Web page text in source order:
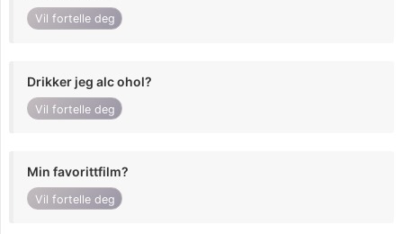
Vil fortelle deg
Drikker jeg alc ohol?
Vil fortelle deg
Min favorittfilm?
Vil fortelle deg